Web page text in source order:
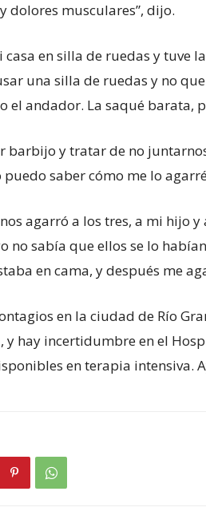
dolores musculares”, dijo.
casa en silla de ruedas y tuve
una silla de ruedas y no
el andador. La saqué barata,
barbijo y tratar de no
puedo saber cómo me lo
agarró a los tres, a mi hijo
no sabía que ellos se lo
en cama, y después me
en la ciudad de Río
y hay incertidumbre en el
en terapia intensiva.